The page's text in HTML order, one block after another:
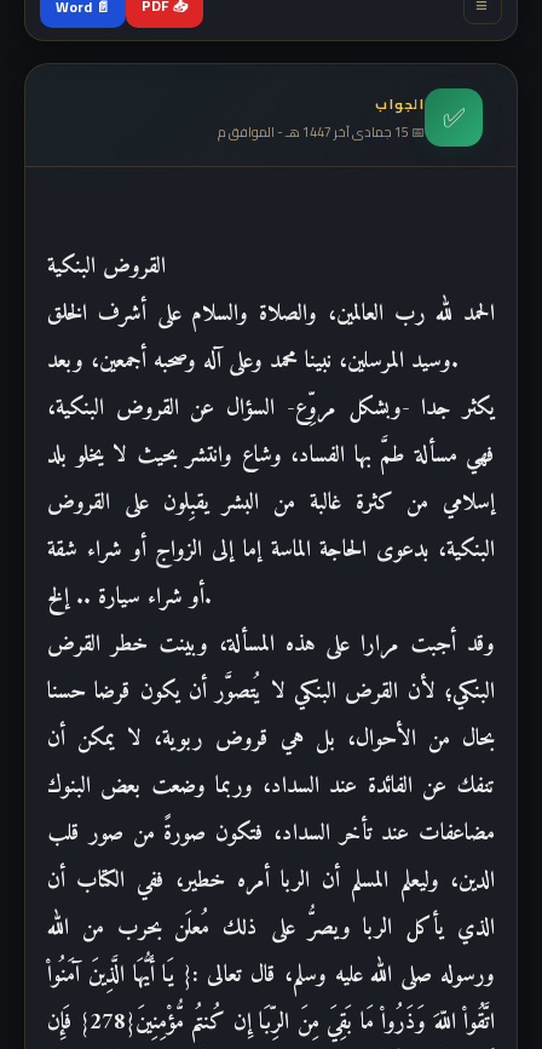
≡
📄 Word
✅
الجواب
📅 15 جمادى آخر 1447 هـ - الموافق م
القروض البنكية
الحمد لله رب العالمين، والصلاة والسلام على أشرف الخلق
وسيد المرسلين، نبينا محمد وعلى آله وصحبه أجمعين، وبعد
.
يكثر جدا -وبشكل مروِّع- السؤال عن القروض البنكية،
فهي مسألة طمَّ بها الفساد، وشاع وانتشر بحيث لا يخلو بلد
إسلامي من كثرة غالبة من البشر يقبِلون على القروض
البنكية، بدعوى الحاجة الماسة إما إلى الزواج أو شراء شقة
أو شراء سيارة ..إلخ
.
وقد أجبت مرارا على هذه المسألة، وبينت خطر القرض
البنكي؛ لأن القرض البنكي لا يُتصوَّر أن يكون قرضا حسنا
بحال من الأحوال، بل هي قروض ربوية، لا يمكن أن
تنفك عن الفائدة عند السداد، وربما وضعت بعض البنوك
مضاعفات عند تأخر السداد، فتكون صورةً من صور قلب
الدين، وليعلم المسلم أن الربا أمره خطير، ففي الكتاب أن
الذي يأكل الربا ويصرُّ على ذلك مُعلَن بحرب من الله
ورسوله صلى الله عليه وسلم، قال تعالى :{ يَا أَيُّهَا الَّذِينَ آمَنُواْ
اتَّقُواْ اللّهَ وَذَرُواْ مَا بَقِيَ
مِنَ الرِّبَا إِن كُنتُم مُّؤْمِنِينَ{278} فَإِن